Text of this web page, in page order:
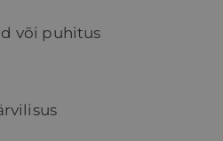
või puhitus